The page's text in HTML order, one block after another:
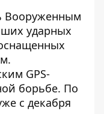
Вооруженным
ударных
GPS-
борьбе. По
с декабря